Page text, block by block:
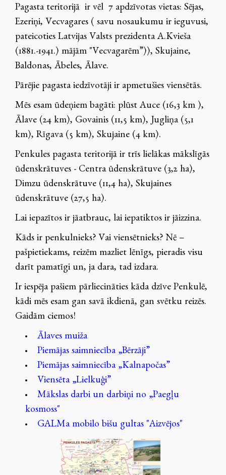
Pagasta teritorijā ir vēl 7 apdzīvotas vietas: Sējas,
Ezeriņi, Vecvagares ( savu nosaukumu ir ieguvusi,
pateicoties Latvijas Valsts prezidenta A.Kvieša
(1881.-1941.) mājām "Vecvagarēm”)), Skujaine,
Baldonas, Ābeles, Ālave.
Pārējie pagasta iedzīvotāji ir apmetušies viensētās.
Mēs esam ūdeņiem bagāti: plūst Auce (16,3 km ),
Ālave (24 km), Govainis (11,5 km), Jugliņa (5,1
km), Rīgava (5 km), Skujaine (4 km).
Penkules pagasta teritorijā ir trīs lielākas mākslīgās
ūdenskrātuves - Centra ūdenskrātuve (3,2 ha),
Dimzu ūdenskrātuve (11,4 ha), Skujaines
ūdenskrātuve (27,5 ha).
Lai iepazītos ir jāatbrauc, lai iepatiktos ir jāizzina.
Kāds ir penkulnieks? Vai viensētnieks? Nē –
pašpietiekams, reizēm mazliet lēnīgs, pieradis visu
darīt pamatīgi un, ja dara, tad izdara.
Ir iespēja pašiem pārliecināties kāda dzīve Penkulē,
kādi mēs esam gan savā ikdienā, gan svētku reizēs.
Gaidām ciemos!
Ālaves muiža
Piemājas saimniecība „Bērzāji”
Piemājas saimniecība „Kalnapočas”
Viensēta „Lielkuģi”
Mākslas darbi un darbiņi no „Paegļu
kosmoss"
GALMa mobilo bišu gultas "Aizvējos"